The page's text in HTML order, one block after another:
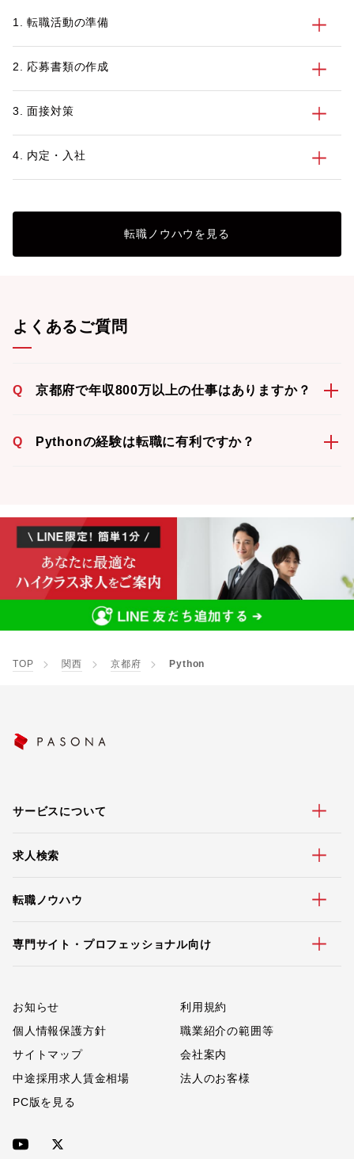
1. 転職活動の準備
2. 応募書類の作成
3. 面接対策
4. 内定・入社
転職ノウハウを見る
よくあるご質問
Q 京都府で年収800万以上の仕事はありますか？
Q Pythonの経験は転職に有利ですか？
TOP 関西 京都府 Python
サービスについて
求人検索
転職ノウハウ
専門サイト・プロフェッショナル向け
お知らせ
利用規約
個人情報保護方針
職業紹介の範囲等
サイトマップ
会社案内
中途採用求人賃金相場
法人のお客様
PC版を見る